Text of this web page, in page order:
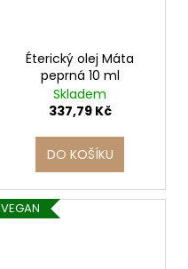
Éterický olej Máta
peprná 10 ml
Skladem
337,79 Kč
DO KOŠÍKU
VEGAN